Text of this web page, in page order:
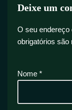
Deixe um
O seu endereço
obrigatórios são
Nome *